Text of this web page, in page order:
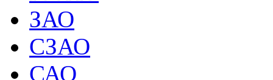
ЗАО
СЗАО
САО